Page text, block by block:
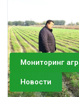
Мониторинг
Новости